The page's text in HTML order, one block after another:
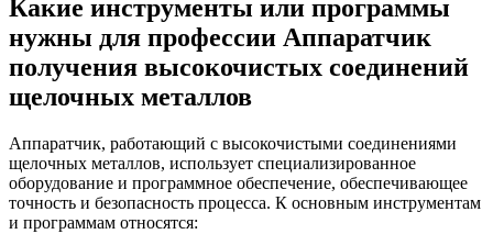
Какие инструменты или программы
нужны для профессии Аппаратчик
получения высокочистых соединений
щелочных металлов
Аппаратчик, работающий с высокочистыми соединениями
щелочных металлов, использует специализированное
оборудование и программное обеспечение, обеспечивающее
точность и безопасность процесса. К основным инструментам
и программам относятся: